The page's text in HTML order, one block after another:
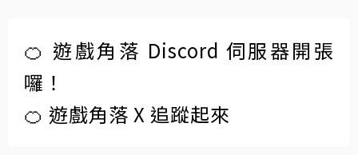
🍊 遊戲角落 Discord 伺服器開張
囉！
🍊 遊戲角落 X 追蹤起來